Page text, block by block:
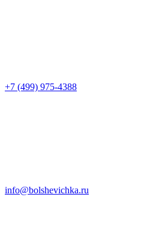
+7 (499) 975-4388
info@bolshevichka.ru